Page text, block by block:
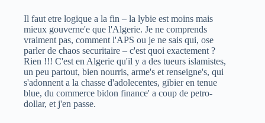
Il faut etre logique a la fin – la lybie est moins mais
mieux gouverne'e que l'Algerie. Je ne comprends
vraiment pas, comment l'APS ou je ne sais qui, ose
parler de chaos securitaire – c'est quoi exactement ?
Rien !!! C'est en Algerie qu'il y a des tueurs islamistes,
un peu partout, bien nourris, arme's et renseigne's, qui
s'adonnent a la chasse d'adolecentes, gibier en tenue
blue, du commerce bidon finance' a coup de petro-
dollar, et j'en passe.